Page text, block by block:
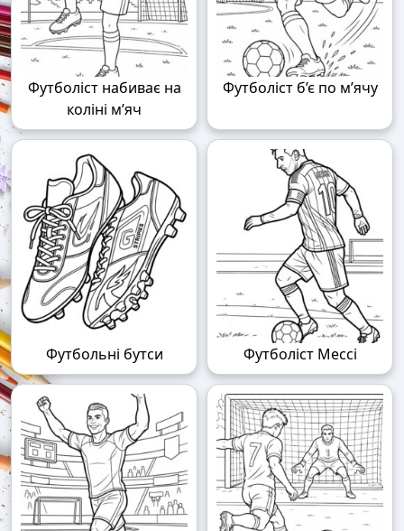
Футболіст набиває на
коліні м’яч
Футболіст б’є по м’ячу
Футбольні бутси Футболіст Мессі